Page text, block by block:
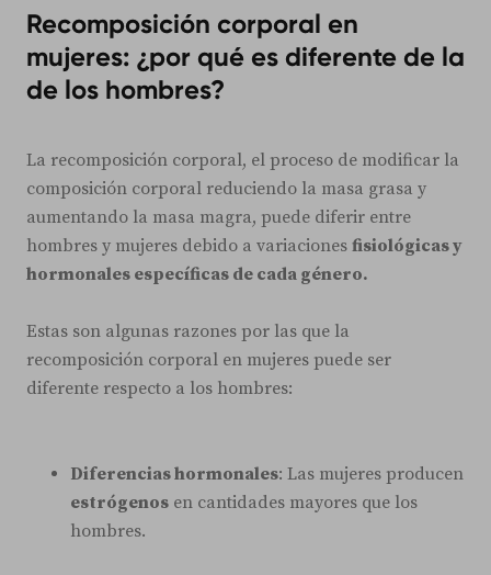
Recomposición corporal en
mujeres: ¿por qué es diferente de la
de los hombres?
La recomposición corporal, el proceso de modificar la
composición corporal reduciendo la masa grasa y
aumentando la masa magra, puede diferir entre
hombres y mujeres debido a variaciones fisiológicas y
hormonales específicas de cada género.
Estas son algunas razones por las que la
recomposición corporal en mujeres puede ser
diferente respecto a los hombres:
Diferencias hormonales: Las mujeres producen
estrógenos en cantidades mayores que los
hombres.